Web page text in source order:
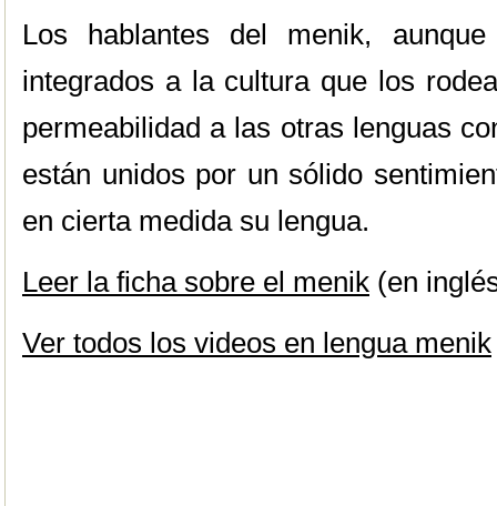
Los hablantes del menik,
integrados a la cultura que los
permeabilidad a las otras lenguas
están unidos por un sólido
en cierta medida su lengua.
Leer la ficha sobre el menik (en
Ver todos los videos en lengua menik